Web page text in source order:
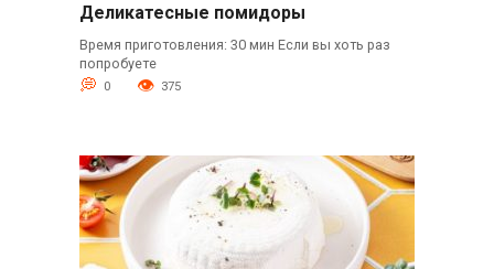
Деликатесные помидоры
Время приготовления: 30 мин Если вы хоть раз
попробуете
0 375